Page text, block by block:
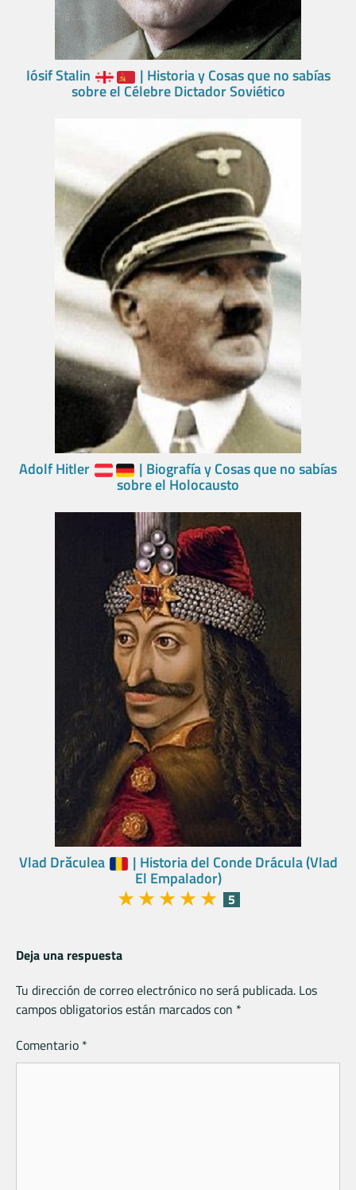
Iósif Stalin | Historia y Cosas que no sabías
sobre el Célebre Dictador Soviético
Adolf Hitler | Biografía y Cosas que no sabías
sobre el Holocausto
Vlad Drăculea | Historia del Conde Drácula (Vlad
El Empalador)
★★★★★ 5
Deja una respuesta
Tu dirección de correo electrónico no será publicada. Los
campos obligatorios están marcados con *
Comentario *